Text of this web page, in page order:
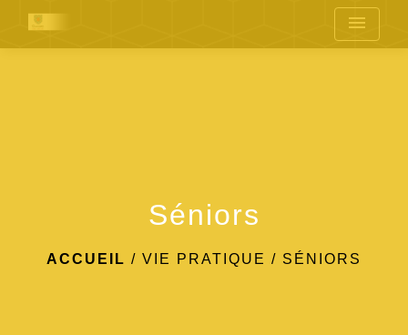
menu
Séniors
ACCUEIL / VIE PRATIQUE / SÉNIORS